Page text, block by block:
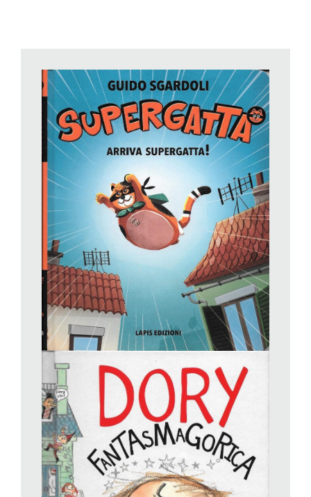
da sconfiggere nei suoi fantasmagorici giochi.
Ogni capitolo è un’avventura e si concatena al successivo,
ogni volta la quotidianità più normale viene mescolata con
divertenti scenette surreali, come quando Dory decide
facciamo-che-ero-un-cane
e continua a farlo anche dalla
pediatra, o come quando incontra uno gnomo che le dice di
essere la sua fata madrina, o quando – rimboccandosi le
maniche del pigiamino – «salva» la pallina rimbalzina che era
finita nel gabinetto. La storia è raccontata con tre linguaggi, ben
orchestrati dall’autrice/illustratrice: i disegni, il testo narrato e i
fumetti che, qua e là, potenziano l’effetto umoristico. Ad
esempio, se i fratelli dicono a Dory di smetterla di fare
domande, il contrappunto del fumetto ce la presenta mentre
chiede a Mary: «perché abbiamo le ascelle?» o «qual è il
contrario di panino?» e la condiscendente Mary, sorseggiando
il tè del servizietto delle bambole, o coricata sotto il letto,
risponde «che domanda interessante», o «me lo sono sempre
chiesta anch’io».
La serie, che ha ottenuto molti riconoscimenti ed è pubblicata
in 17 paesi, è giunta al suo terzo volume.
Guido Sgardoli,
Supergatta, Lapis. Da 5 anni.
Guido Sgardoli, che ha appena vinto il premio Andersen con il
romanzoL’isola del muto , per lettori adolescenti, è un autore
capace di rivolgersi a tutte le fasce d’età, compreso il pubblico
dei primi lettori. Come quello a cui sono destinate le avventure
di Cipollina, miciona sovrappeso e apparentemente pigra e